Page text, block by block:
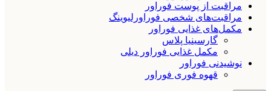
مراقبت از پوست فوراور
مراقبت‌های شخصی فوراورلیوینگ
مکمل‌های غذایی فوراور
گارسینیا پلاس
مکمل غذایی فوراور دیلی
نوشیدنی فوراور
قهوه فوری فوراور